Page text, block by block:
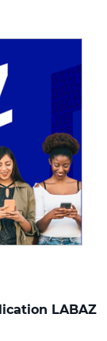
LABAZ